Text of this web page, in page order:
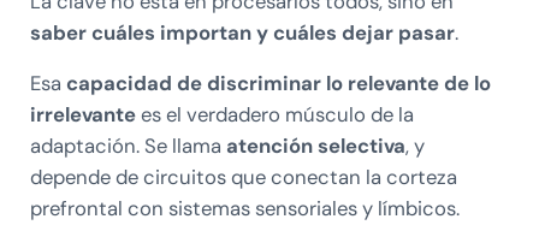
saber cuáles importan y cuáles dejar pasar.
Esa capacidad de discriminar lo relevante de lo
irrelevantees el verdadero músculo de la
adaptación. Se llama atención selectiva, y
depende de circuitos que conectan la corteza
prefrontal con sistemas sensoriales y límbicos.